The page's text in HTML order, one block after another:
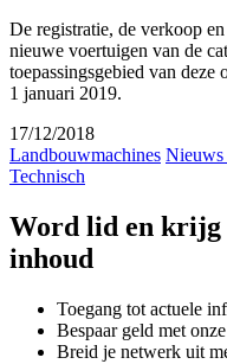
De registratie, de verkoop
nieuwe voertuigen van de
toepassingsgebied van
1 januari 2019.
17/12/2018
Landbouwmachines
Technisch
Word lid en krijg
inhoud
Toegang tot actuele
Bespaar geld met
Breid je netwerk uit